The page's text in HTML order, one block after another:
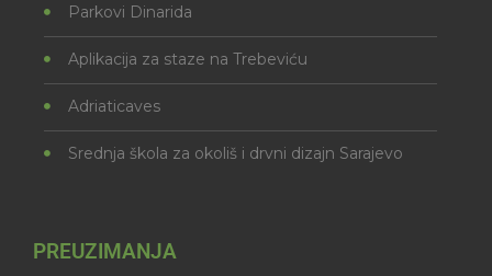
Parkovi Dinarida
Aplikacija za staze na Trebeviću
Adriaticaves
Srednja škola za okoliš i drvni dizajn Sarajevo
PREUZIMANJA